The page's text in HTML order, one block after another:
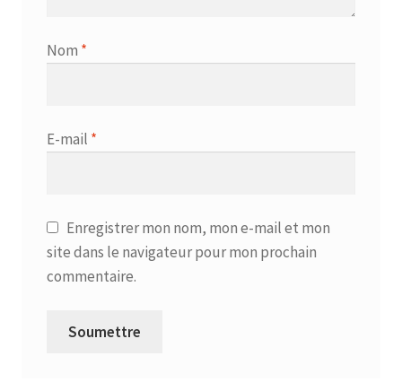
Nom *
E-mail *
Enregistrer mon nom, mon e-mail et mon
site dans le navigateur pour mon prochain
commentaire.